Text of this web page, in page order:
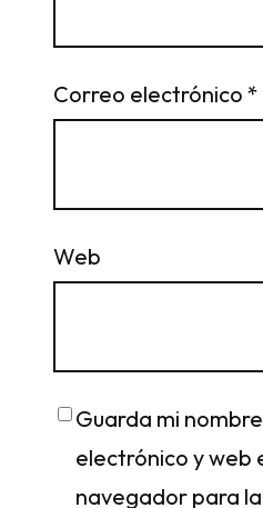
Correo electrónico *
Web
Guarda mi
electrónico y web
navegador para